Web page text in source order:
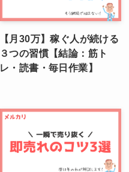
【月30万】稼ぐ人が続ける
３つの習慣【結論：筋ト
レ・読書・毎日作業】